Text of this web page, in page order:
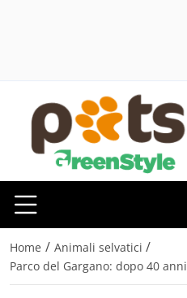
Home / Animali selvatici /
Parco del Gargano: dopo 40